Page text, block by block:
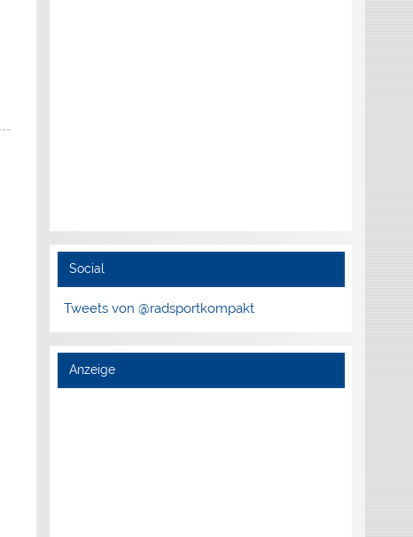
Social
Tweets von @radsportkompakt
Anzeige